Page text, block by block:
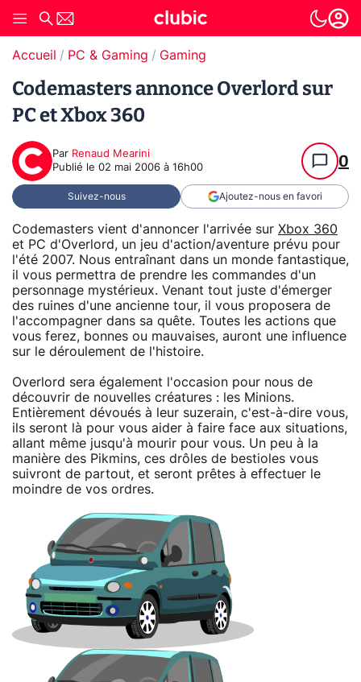
Accueil PC & Gaming Gaming
Codemasters annonce Overlord sur
PC et Xbox 360
Par Renaud Mearini
Publié le 02 mai 2006 à 16h00 0
Suivez-nous Ajoutez-nous en favori
Codemasters vient d'annoncer l'arrivée sur Xbox 360
et PC d'Overlord, un jeu d'action/aventure prévu pour
l'été 2007. Nous entraînant dans un monde fantastique,
il vous permettra de prendre les commandes d'un
personnage mystérieux. Venant tout juste d'émerger
des ruines d'une ancienne tour, il vous proposera de
l'accompagner dans sa quête. Toutes les actions que
vous ferez, bonnes ou mauvaises, auront une influence
sur le déroulement de l'histoire.
Overlord sera également l'occasion pour nous de
découvrir de nouvelles créatures : les Minions.
Entièrement dévoués à leur suzerain, c'est-à-dire vous,
ils seront là pour vous aider à faire face aux situations,
allant même jusqu'à mourir pour vous. Un peu à la
manière des Pikmins, ces drôles de bestioles vous
suivront de partout, et seront prêtes à effectuer le
moindre de vos ordres.